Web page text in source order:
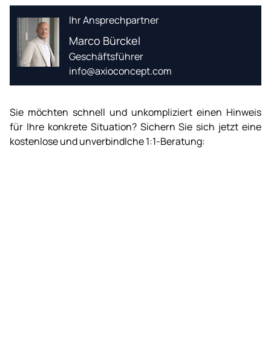
Ihr Ansprechpartner
Marco Bürckel
Geschäftsführer
info
axioconceptcom
Sie möchten schnell und unkompliziert einen Hinweis
für Ihre konkrete Situation? Sichern Sie sich jetzt eine
kostenlose und unverbindlche 1:1-Beratung: